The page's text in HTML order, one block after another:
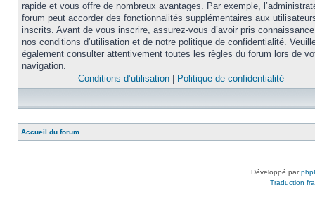
rapide et vous offre de nombreux avantages. Par exemple,
forum peut accorder des fonctionnalités supplémentaires aux
inscrits. Avant de vous inscrire, assurez-vous d’avoir pris
nos conditions d’utilisation et de notre politique de confidentialité.
également consulter attentivement toutes les règles du forum lors de
navigation.
Conditions d’utilisation
Politique de confidentialité
Accueil du forum
Développé par
Traduction